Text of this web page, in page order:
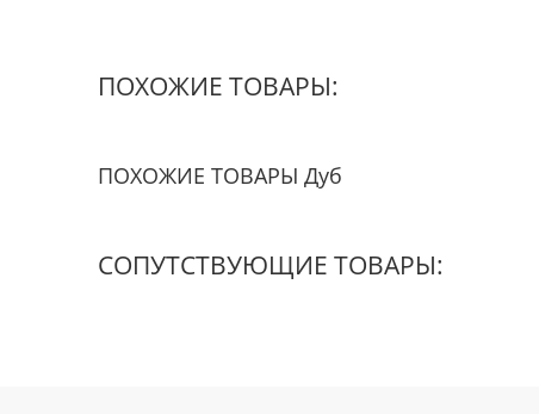
ПОХОЖИЕ ТОВАРЫ:
ПОХОЖИЕ ТОВАРЫ Дуб
СОПУТСТВУЮЩИЕ ТОВАРЫ: